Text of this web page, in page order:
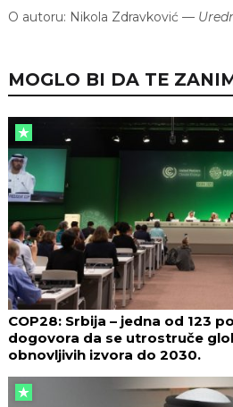
O autoru: Nikola Zdravković —
MOGLO BI DA TE
COP28: Srbija – jedna od 123
dogovora da se utrostruče
obnovljivih izvora do 2030.